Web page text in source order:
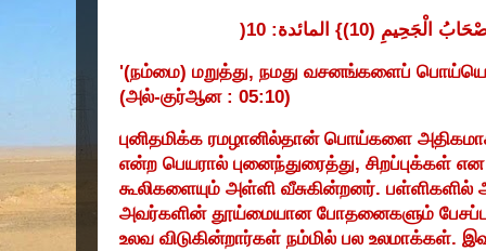
الْجَحِيمِ (10)} المائدة: 10(
'(நம்மை) மறுத்து, நமது வசனங்களைப்
(அல்-குர்ஆன : 05:10)
புனிதமிக்க ரமழானில்தான் பொய்களை
என்ற பெயரால் புனைந்துரைத்து, சிறப்புக்கள்
கூலிகளையும் அள்ளி வீசுகின்றனர்.
அவர்களின் தூய்மையான போதனைகளும்
உலவ விடுகின்றார்கள் நம்மில் பல உலமாக்கள்.